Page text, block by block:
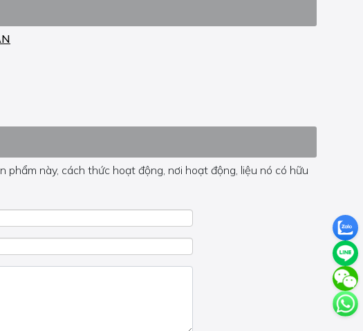
này, cách thức hoạt động, nơi hoạt động, liệu nó có hữu
mà bên trong trang đó.